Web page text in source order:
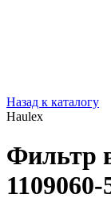
Назад к каталогу
Haulex
Фильтр